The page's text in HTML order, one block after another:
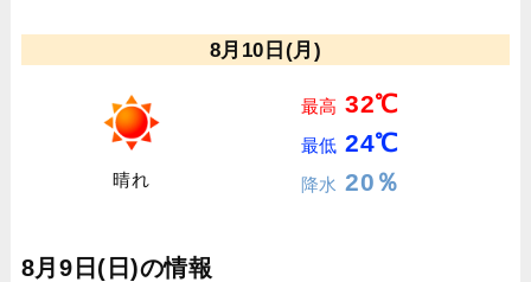
8月10日(月)
晴れ
最高 32℃
最低 24℃
降水 20％
8月9日(日)の情報